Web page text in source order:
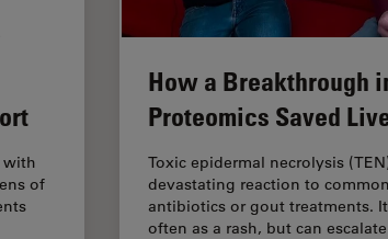
with
of
How a Breakthrough
Proteomics Saved
Toxic epidermal necrolysis
devastating reaction to
antibiotics or gout treatments.
often as a rash, but can